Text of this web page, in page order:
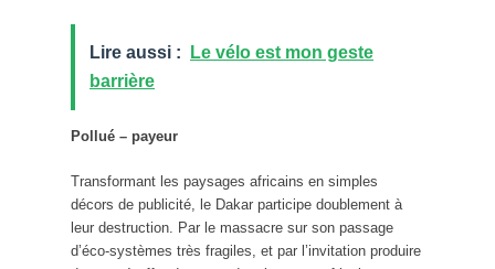
Lire aussi :
Le vélo est mon geste
barrière
Pollué – payeur
Transformant les paysages africains en simples
décors de publicité, le Dakar participe doublement à
leur destruction. Par le massacre sur son passage
d’éco-systèmes très fragiles, et par l’invitation produire